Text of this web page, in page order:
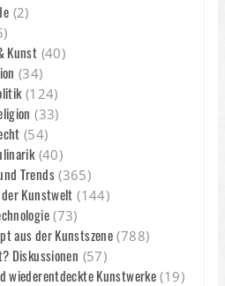
(2)
Kunst (40)
(34)
(124)
(33)
(54)
(40)
Trends(365)
Kunstwelt (144)
(73)
aus der Kunstszene (788)
Diskussionen (57)
wiederentdeckte Kunstwerke (19)